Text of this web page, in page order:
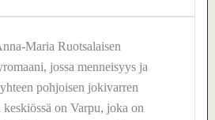
Maria Ruotsalaisen
jossa menneisyys ja
pohjoisen jokivarren
keskiössä on Varpu, joka on